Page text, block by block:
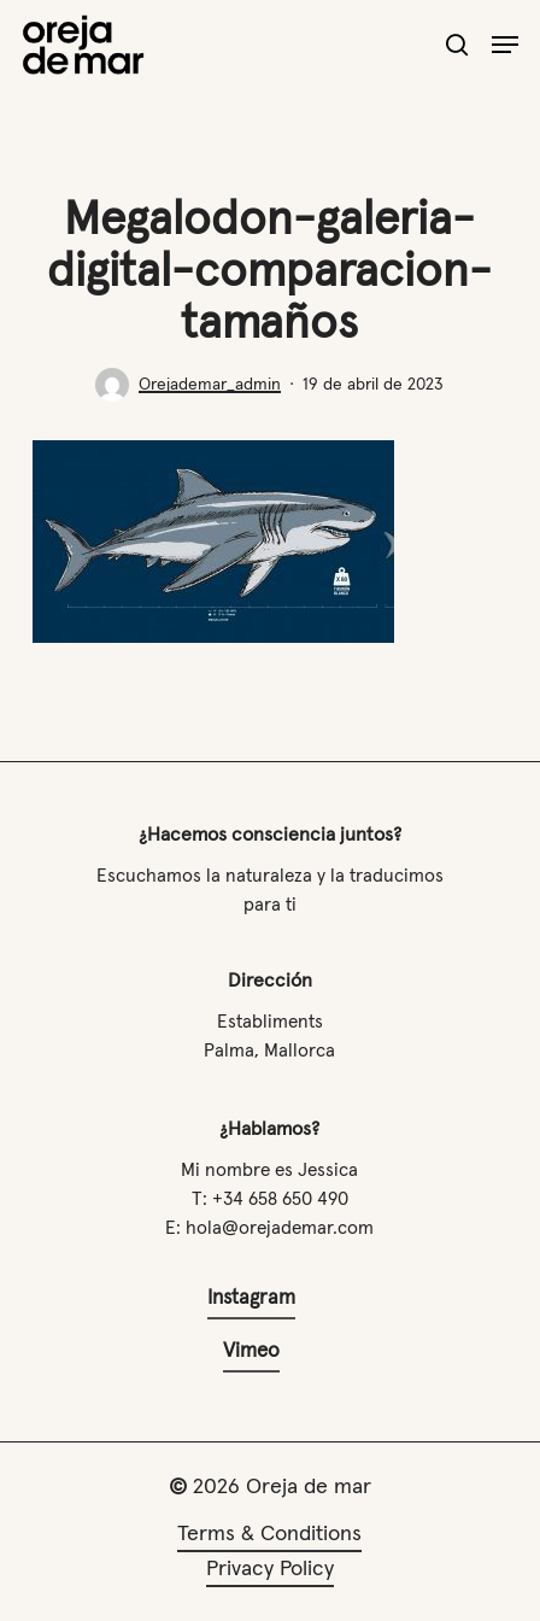
search
Megalodon-galeria-
digital-comparacion-
tamaños
Orejademar_admin 19 de abril de 2023
¿Hacemos consciencia juntos?
Escuchamos la naturaleza y la traducimos
para ti
Dirección
Establiments
Palma, Mallorca
¿Hablamos?
Mi nombre es Jessica
T: +34 658 650 490
E: hola@orejademar.com
Instagram
Vimeo
© 2026 Oreja de mar
Terms & Conditions
Privacy Policy